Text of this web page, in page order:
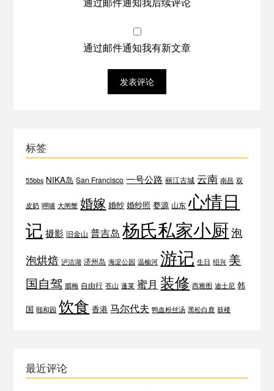
通过邮件通知我有新文章
标签
55bbs NIKA岛 San Francisco 一号公路 丽江古城 云南 南昌 双
皮奶 呷哺 大闸蟹 婚嫁 婚纱 婚纱照 婺源 山东 心情日
记 摄影 旧金山 普吉岛 杨氏私家小厨 泡
泡烘焙 泸沽湖 济州岛 海淀公园 温榆河 游记 生日 绍兴 美
国自驾 腊梅 自由行 苍山 蓬莱 蜜月 装修 西雅图 迪士尼 韩
国 颐和园 饮食 香港 马尔代夫 鸭血粉丝汤 黑松白鹿 鼓楼
最近评论